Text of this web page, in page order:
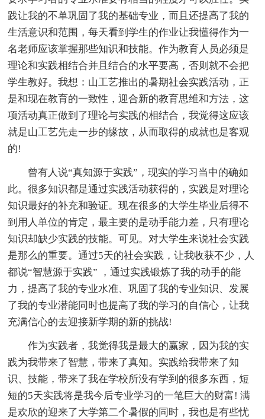
践让我的不单巩固了我的基础专业，而且还提高了我的
生活意识和范围，每天看到学生的作业让我懂得作为一
名老师应该掌握那些知识和技能。作为教育人员必须是
理论和实践相结合并且结合的水平要高，否则就不会把
学生教好。我想：山工艺推出的暑期社会实践活动，正
是和现在教育的一致性，迎合新的教育思维和方法，这
项活动真正做到了理论与实践的相结合，我觉得这应该
就是山工艺先走一步的缘故，从而取得的成就也是客观
的!
曾有人说“真知源于实践”，现实的学习当中的确如
此。很多知识都是通过实践活动获得的，实践是对理论
知识最好的补充和验证。现在很多的大学生毕业后得不
到用人单位的肯定，最主要的是动手能力差，只有理论
知识却缺少实践的技能。可见。对大学生来说社会实践
是那么的重要。通过5天的社会实践，让我收获不少，人
都说“智慧源于实践” ，通过实践锻炼了我的动手的能
力，提高了我的专业水准、巩固了我的专业知识、发展
了我的专业潜能同时也提高了我的学习的自信心，让我
充满信心的去迎接新学期的新的挑战!
作为实践者，我觉得我是最大的赢家，因为我的实
践为我带来了智慧，带来了真知。实践给我带来了知
识、技能，带来了我在学校所没有学到的很多东西，短
短的5天实践将是我今后专业学习的一笔巨大的财富! 满
是欢欣的迎来了大学第二个暑假的同时，我也是有些忧